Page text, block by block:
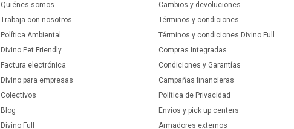
Quiénes somos
Trabaja con nosotros
Política Ambiental
Divino Pet Friendly
Factura electrónica
Divino para empresas
Colectivos
Blog
Divino Full
Cambios y devoluciones
Términos y condiciones
Términos y condiciones Divino Full
Compras Integradas
Condiciones y Garantías
Campañas financieras
Política de Privacidad
Envíos y pick up centers
Armadores externos